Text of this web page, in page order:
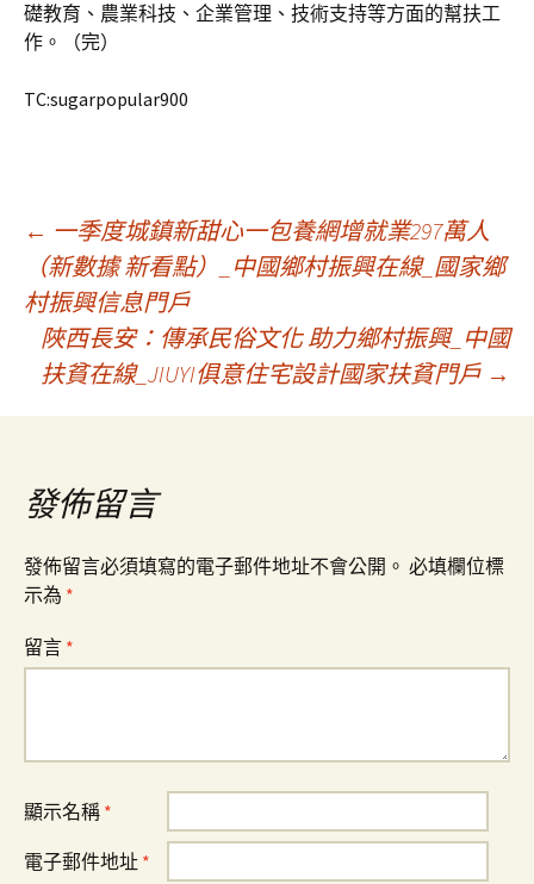
礎教育、農業科技、企業管理、技術支持等方面的幫扶工
作。（完）
TC:sugarpopular900
文
章
導
覽
← 一季度城鎮新甜心一包養網增就業297萬人
（新數據 新看點）_中國鄉村振興在線_國家鄉
村振興信息門戶
陜西長安：傳承民俗文化 助力鄉村振興_中國
扶貧在線_JIUYI俱意住宅設計國家扶貧門戶 →
發佈留言
發佈留言必須填寫的電子郵件地址不會公開。 必填欄位標
示為 *
留言 *
顯示名稱 *
電子郵件地址 *